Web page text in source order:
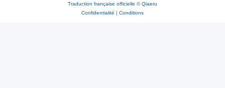
Traduction française officielle ©Qiaeru
Confidentialité | Conditions